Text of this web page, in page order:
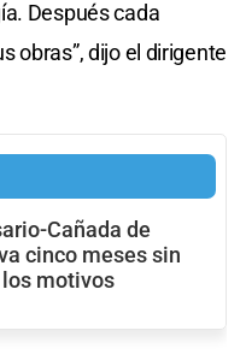
Después cada
obras”, dijo el dirigente
Cañada de
cinco meses sin
motivos